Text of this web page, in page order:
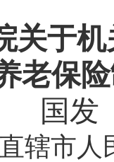
关于
老保
国发
辖市